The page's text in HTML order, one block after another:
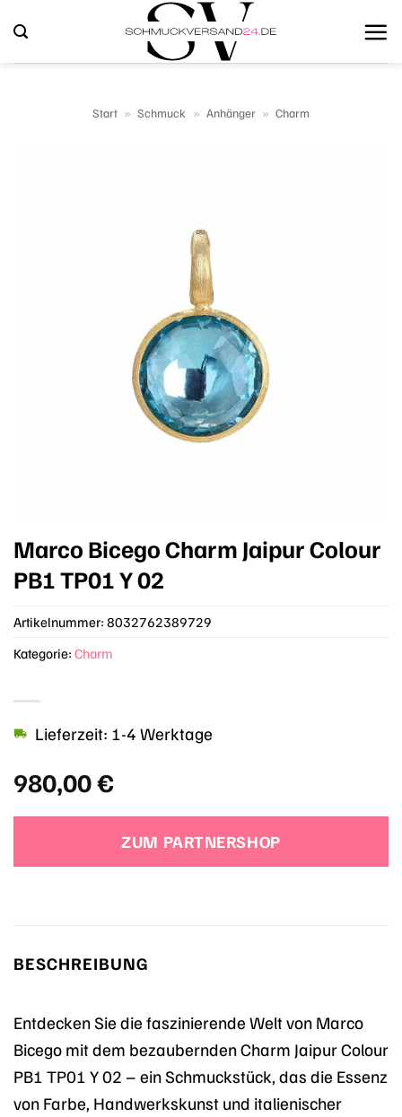
Inhalt
springen
Start » Schmuck » Anhänger » Charm
Marco Bicego Charm Jaipur Colour
PB1 TP01 Y 02
980,00€
Lieferzeit: 1-4 Werktage
ZUM PARTNERSHOP
Artikelnummer: 8032762389729
Kategorie: Charm
BESCHREIBUNG
Entdecken Sie die faszinierende Welt von Marco
Bicego mit dem bezaubernden Charm Jaipur Colour
PB1 TP01 Y 02 – ein Schmuckstück, das die Essenz
von Farbe, Handwerkskunst und italienischer